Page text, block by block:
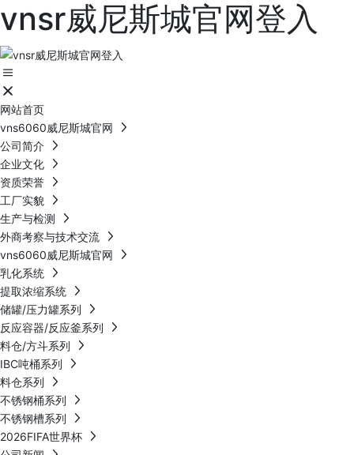
vnsr威尼斯城官网登入
网站首页
vns6060威尼斯城官网
公司简介
企业文化
资质荣誉
工厂实貌
生产与检测
外商考察与技术交流
vns6060威尼斯城官网
乳化系统
提取浓缩系统
储罐/压力罐系列
反应容器/反应釜系列
料仓/方斗系列
IBC吨桶系列
料仓系列
不锈钢桶系列
不锈钢槽系列
2026FIFA世界杯